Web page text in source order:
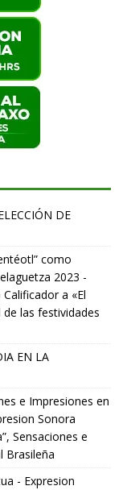
DE
como
2023 -
Calificador a «El
las festividades
EN LA
e Impresiones en
Sonora
Sensaciones e
Brasileña
- Expresion